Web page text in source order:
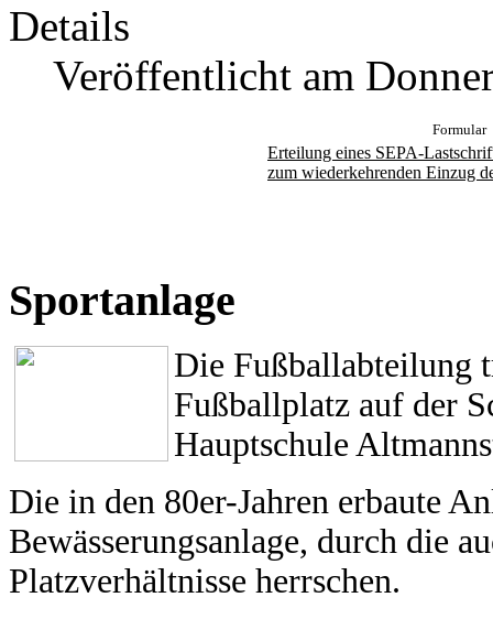
Details
Veröffentlicht am
Formular
Erteilung eines SEPA-
zum wiederkehrenden Einzug
Sportanlage
Die Fußballabteilung
Fußballplatz auf der
Hauptschule
Die in den 80er-Jahren erbaute
Bewässerungsanlage, durch die
Platzverhältnisse herrschen.